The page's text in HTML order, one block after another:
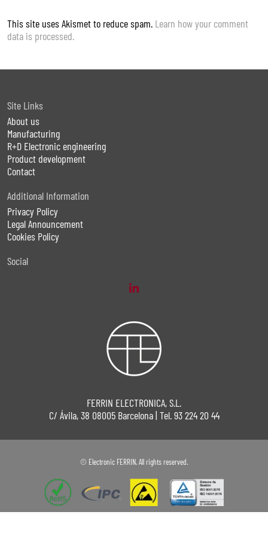
This site uses Akismet to reduce spam. Learn how your comment
data is processed.
Site Links
About us
Manufacturing
R+D Electronic engineering
Product development
Contact
Additional Information
Privacy Policy
Legal Announcement
Cookies Policy
Social
FERRIN ELECTRONICA, S.L.
C/ Ávila, 38 08005 Barcelona | Tel. 93 224 20 44
© Electronic FERRIN. All rights reserved.